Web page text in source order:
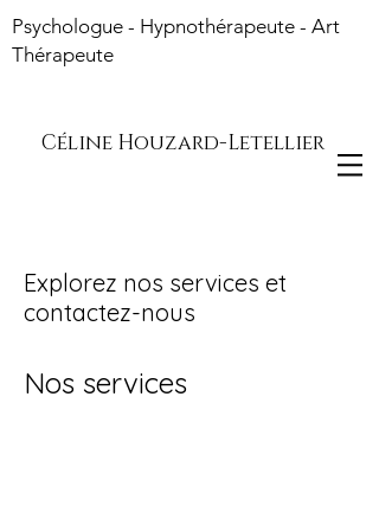
Psychologue - Hypnothérapeute - Art
Thérapeute
Céline Houzard-Letellier
Explorez nos services et
contactez-nous
Nos services